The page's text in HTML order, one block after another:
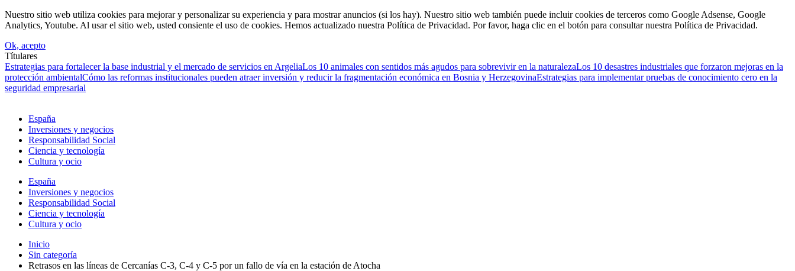
Nuestro sitio web utiliza cookies para mejorar y personalizar su experiencia y para mostrar anuncios (si los hay). Nuestro sitio web también puede incluir cookies de terceros como Google Adsense, Google
Analytics, Youtube. Al usar el sitio web, usted consiente el uso de cookies. Hemos actualizado nuestra Política de Privacidad. Por favor, haga clic en el botón para consultar nuestra Política de Privacidad.
Ok, acepto
Títulares
Estrategias para fortalecer la base industrial y el mercado de servicios en ArgeliaLos 10 animales con sentidos más agudos para sobrevivir en la naturalezaLos 10 desastres industriales que forzaron mejoras en la
protección ambientalCómo las reformas institucionales pueden atraer inversión y reducir la fragmentación económica en Bosnia y HerzegovinaEstrategias para implementar pruebas de conocimiento cero en la
seguridad empresarial
España
Inversiones y negocios
Responsabilidad Social
Ciencia y tecnología
Cultura y ocio
España
Inversiones y negocios
Responsabilidad Social
Ciencia y tecnología
Cultura y ocio
Inicio
Sin categoría
Retrasos en las líneas de Cercanías C-3, C-4 y C-5 por un fallo de vía en la estación de Atocha